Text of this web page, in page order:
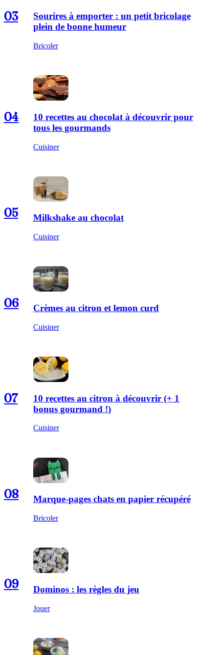
03
Sourires à emporter : un petit bricolage
plein de bonne humeur
Bricoler
04
10 recettes au chocolat à découvrir pour
tous les gourmands
Cuisiner
05 Milkshake au chocolat
Cuisiner
06 Crèmes au citron et lemon curd
Cuisiner
07
10 recettes au citron à découvrir (+ 1
bonus gourmand !)
Cuisiner
08 Marque-pages chats en papier récupéré
Bricoler
09 Dominos : les règles du jeu
Jouer